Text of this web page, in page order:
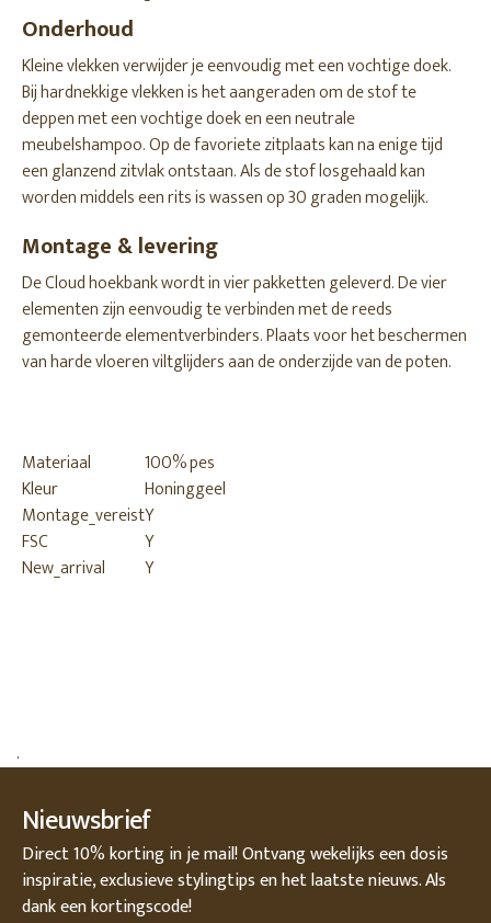
Onderhoud
Kleine vlekken verwijder je eenvoudig met een vochtige doek.
Bij hardnekkige vlekken is het aangeraden om de stof te
deppen met een vochtige doek en een neutrale
meubelshampoo. Op de favoriete zitplaats kan na enige tijd
een glanzend zitvlak ontstaan. Als de stof losgehaald kan
worden middels een rits is wassen op 30 graden mogelijk.
Montage & levering
De Cloud hoekbank wordt in vier pakketten geleverd. De vier
elementen zijn eenvoudig te verbinden met de reeds
gemonteerde elementverbinders. Plaats voor het beschermen
van harde vloeren viltglijders aan de onderzijde van de poten.
Materiaal
100% pes
Kleur
Honinggeel
Montage_vereistY
FSC
Y
New_arrival
Y
.
Nieuwsbrief
Direct 10% korting in je mail! Ontvang wekelijks een dosis
inspiratie, exclusieve stylingtips en het laatste nieuws. Als
dank een kortingscode!